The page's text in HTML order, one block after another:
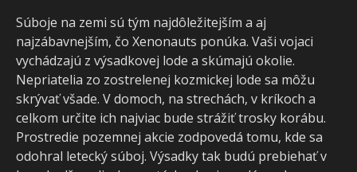
Súboje na zemi sú tým najdôležitejším a aj
najzábavnejším, čo Xenonauts ponúka. Vaši vojaci
vychádzajú z výsadkovej lode a skúmajú okolie.
Nepriatelia zo zostrelenej kozmickej lode sa môžu
skrývať všade. V domoch, na strechách, v kríkoch a
celkom určite ich najviac bude strážiť trosky korábu.
Prostredie pozemnej akcie zodpovedá tomu, kde sa
odohral letecký súboj. Výsadky tak budú prebiehať v